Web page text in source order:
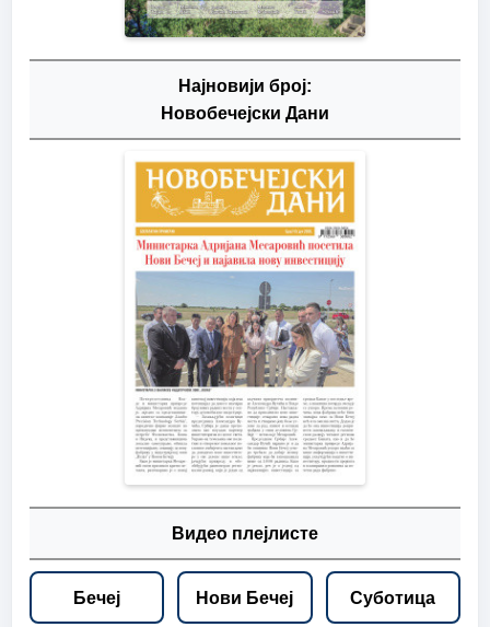
Најновији број:
Новобечејски Дани
Видео плејлисте
Бечеј Нови Бечеј Суботица